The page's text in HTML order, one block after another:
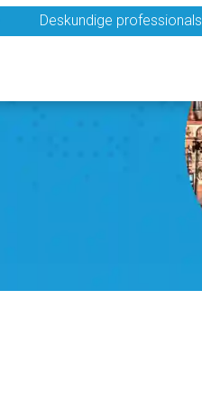
Deskundige professionals